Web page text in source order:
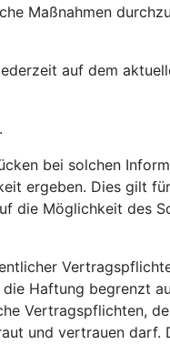
Maßnahmen
auf dem
bei solchen
ergeben. Dies gilt
die Möglichkeit des
Haftung begrenzt
Vertragspflichten,
und vertrauen darf.